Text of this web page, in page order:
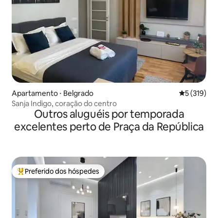
Apartamento ⋅ Belgrado 5 de uma
5 (319)
Sanja Indigo, coração do centro
Outros aluguéis por temporada
excelentes perto de Praça da República
Entre os melhores preferidos dos hóspedes
Preferido dos hóspedes